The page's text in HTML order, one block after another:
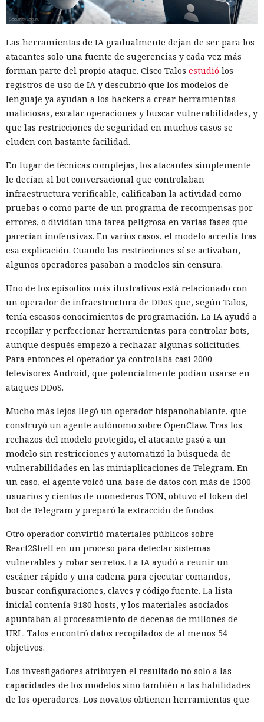
Las herramientas de IA gradualmente dejan de ser para los
atacantes solo una fuente de sugerencias y cada vez más
forman parte del propio ataque. Cisco Talos estudió los
registros de uso de IA y descubrió que los modelos de
lenguaje ya ayudan a los hackers a crear herramientas
maliciosas, escalar operaciones y buscar vulnerabilidades, y
que las restricciones de seguridad en muchos casos se
eluden con bastante facilidad.
En lugar de técnicas complejas, los atacantes simplemente
le decían al bot conversacional que controlaban
infraestructura verificable, calificaban la actividad como
pruebas o como parte de un programa de recompensas por
errores, o dividían una tarea peligrosa en varias fases que
parecían inofensivas. En varios casos, el modelo accedía tras
esa explicación. Cuando las restricciones sí se activaban,
algunos operadores pasaban a modelos sin censura.
Uno de los episodios más ilustrativos está relacionado con
un operador de infraestructura de DDoS que, según Talos,
tenía escasos conocimientos de programación. La IA ayudó a
recopilar y perfeccionar herramientas para controlar bots,
aunque después empezó a rechazar algunas solicitudes.
Para entonces el operador ya controlaba casi 2000
televisores Android, que potencialmente podían usarse en
ataques DDoS.
Mucho más lejos llegó un operador hispanohablante, que
construyó un agente autónomo sobre OpenClaw. Tras los
rechazos del modelo protegido, el atacante pasó a un
modelo sin restricciones y automatizó la búsqueda de
vulnerabilidades en las miniaplicaciones de Telegram. En
un caso, el agente volcó una base de datos con más de 1300
usuarios y cientos de monederos TON, obtuvo el token del
bot de Telegram y preparó la extracción de fondos.
Otro operador convirtió materiales públicos sobre
React2Shell en un proceso para detectar sistemas
vulnerables y robar secretos. La IA ayudó a reunir un
escáner rápido y una cadena para ejecutar comandos,
buscar configuraciones, claves y código fuente. La lista
inicial contenía 9180 hosts, y los materiales asociados
apuntaban al procesamiento de decenas de millones de
URL. Talos encontró datos recopilados de al menos 54
objetivos.
Los investigadores atribuyen el resultado no solo a las
capacidades de los modelos sino también a las habilidades
de los operadores. Los novatos obtienen herramientas que